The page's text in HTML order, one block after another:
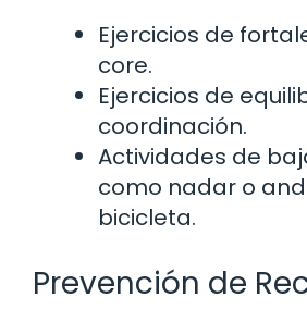
Ejercicios de
core.
Ejercicios de
coordinación.
Actividades de
como nadar o
bicicleta.
Prevención de